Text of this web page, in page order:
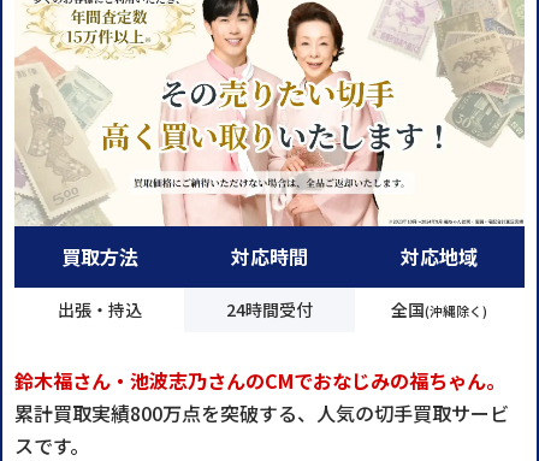
買取方法
出張・持込
対応時間
24時間受付
対応地域
全国(沖縄除く)
鈴木福さん・池波志乃さんのCMでおなじみの福ちゃん。
累計買取実績800万点を突破する、人気の切手買取サービ
スです。